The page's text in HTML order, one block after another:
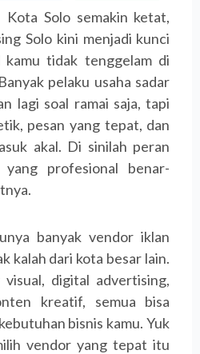
Kota Solo semakin ketat,
Solo kini menjadi kunci
tidak tenggelam di
pelaku usaha sadar
lagi soal ramai saja, tapi
pesan yang tepat, dan
akal. Di sinilah peran
profesional benar-
banyak vendor iklan
kalah dari kota besar lain.
digital advertising,
kreatif, semua bisa
bisnis kamu. Yuk
vendor yang tepat itu